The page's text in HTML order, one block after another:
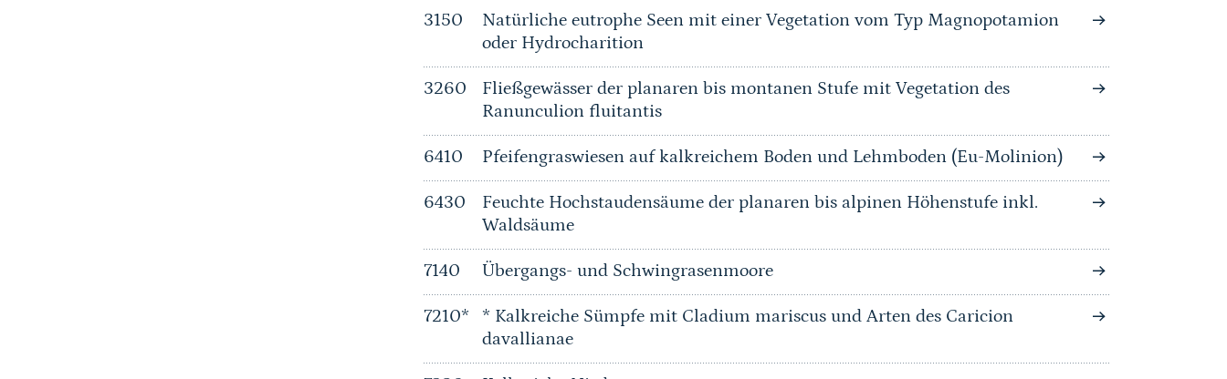
3150
Natürliche eutrophe Seen mit einer Vegetation vom Typ Magnopotamion
oder Hydrocharition
3260
Fließgewässer der planaren bis montanen Stufe mit Vegetation des
Ranunculion fluitantis
6410 Pfeifengraswiesen auf kalkreichem Boden und Lehmboden (Eu-Molinion)
6430
Feuchte Hochstaudensäume der planaren bis alpinen Höhenstufe inkl.
Waldsäume
7140 Übergangs- und Schwingrasenmoore
7210*
* Kalkreiche Sümpfe mit Cladium mariscus und Arten des Caricion
davallianae